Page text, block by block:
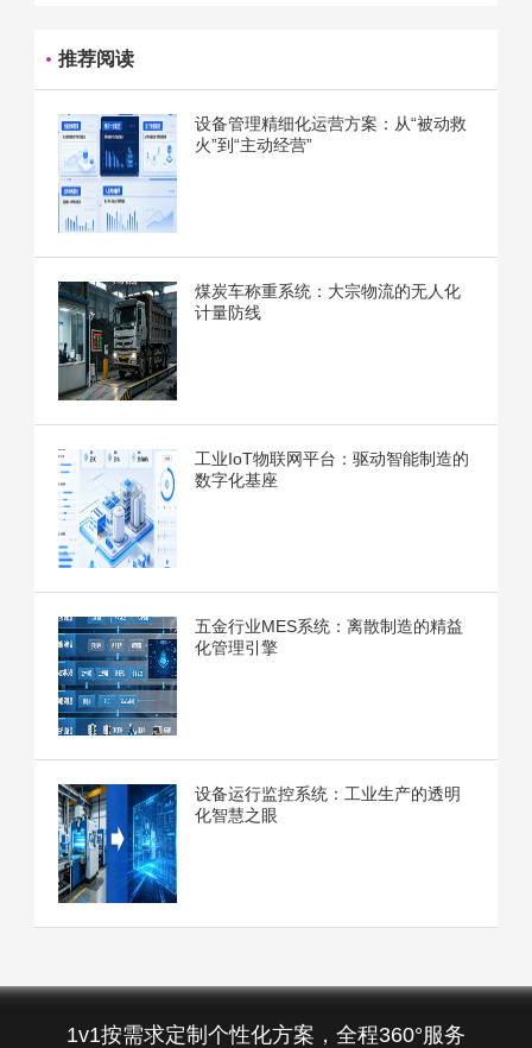
推荐阅读
设备管理精细化运营方案：从“被动救
火”到“主动经营”
煤炭车称重系统：大宗物流的无人化
计量防线
工业IoT物联网平台：驱动智能制造的
数字化基座
五金行业MES系统：离散制造的精益
化管理引擎
设备运行监控系统：工业生产的透明
化智慧之眼
1v1按需求定制个性化方案，全程360°服务